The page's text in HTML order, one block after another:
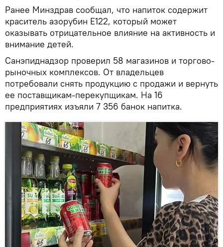
Ранее Минздрав сообщал, что напиток содержит
краситель азорубин Е122, который может
оказывать отрицательное влияние на активность и
внимание детей.
Санэпиднадзор проверил 58 магазинов и торгово-
рыночных комплексов. От владельцев
потребовали снять продукцию с продажи и вернуть
ее поставщикам-перекупщикам. На 16
предприятиях изъяли 7 356 банок напитка.